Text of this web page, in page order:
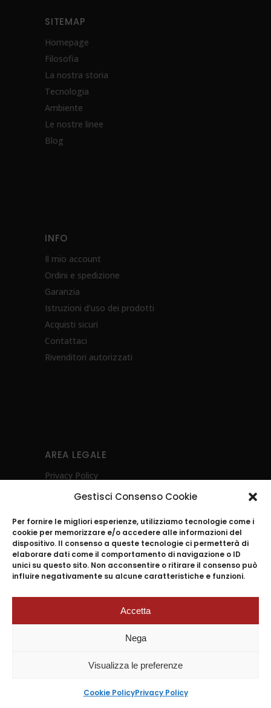
Gestisci Consenso Cookie
Per fornire le migliori esperienze, utilizziamo tecnologie come i
cookie per memorizzare e/o accedere alle informazioni del
dispositivo. Il consenso a queste tecnologie ci permetterà di
elaborare dati come il comportamento di navigazione o ID
unici su questo sito. Non acconsentire o ritirare il consenso può
influire negativamente su alcune caratteristiche e funzioni.
Accetta
Nega
Visualizza le preferenze
Cookie PolicyPrivacy Policy
SITEMAP
Homepage
Filosofia
La nostra storia
Tecnologia
Ambiente
Le nostre linee
Blog
INFO
Il mio account
Ordini e spedizione
Garanzia
Istruzioni d’uso dei prodotti
Acquisti sicuri
Contattaci
Rivenditori autorizzati
AREA LEGALE
Privacy Policy
Cookie Policy (UE)
Whistleblowing
Investimenti Sostenibili 4.0
POR CAMPANIA FESR 2021-2027- Energia
Ambiente e Sostenibilità
2024© ACCADEMIA MUGNANO S.p.A. |
P.I.04045501212 n.REA 643454 Reg.I.
Cap.Soc.versato 2.000.000 euro –